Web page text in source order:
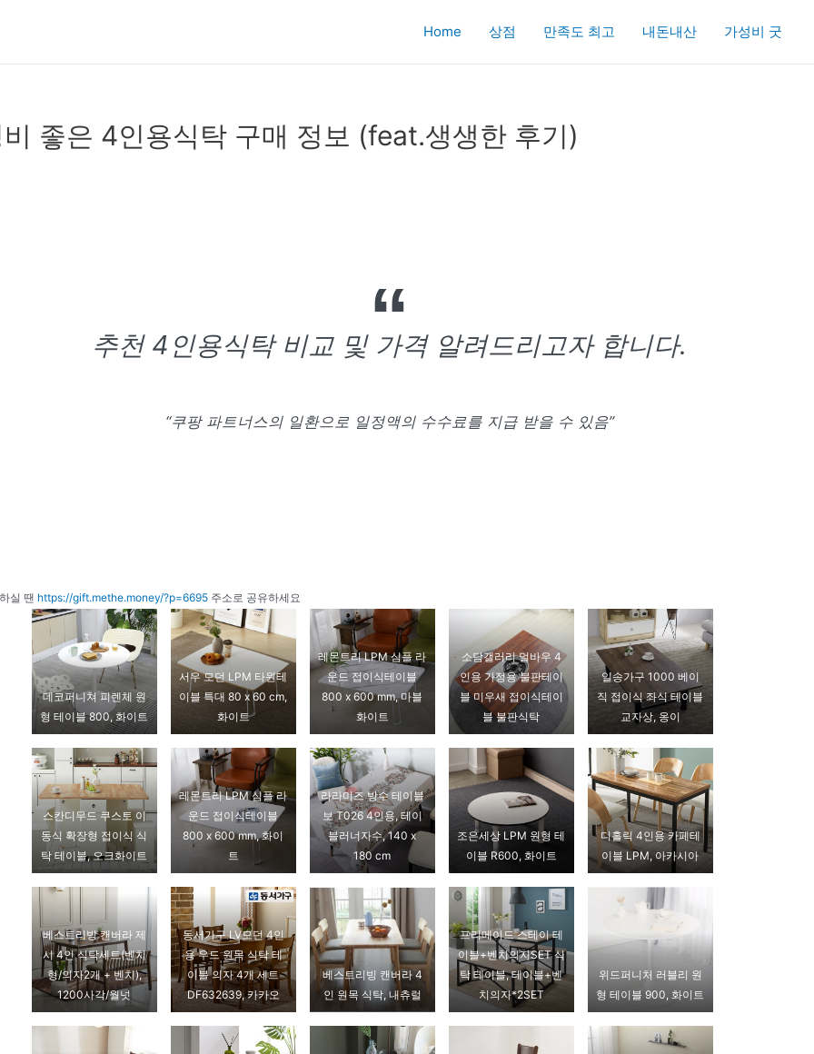
Home 상점 만족도 최고 내돈내산 가성비 굿
좋은 4인용식탁 구매 정보 (feat.생생한 후기)
추천 4인용식탁 비교 및 가격 알려드리고자 합니다.
“쿠팡 파트너스의 일환으로 일정액의 수수료를 지급 받을 수 있음”
실 땐 https://gift.methe.money/?p=6695주소로 공유하세요
데코퍼니쳐 피렌체 원
형 테이블 800, 화이트
서우 모던 LPM 타원테
이블 특대 80 x 60 cm,
화이트
레몬트리 LPM 심플 라
운드 접이식테이블
800 x 600 mm, 마블
화이트
소담갤러리 멀바우 4
인용 가정용 불판테이
블 미우새 접이식테이
블 불판식탁
일송가구 1000 베이
직 접이식 좌식 테이블
교자상, 옹이
스칸디무드 쿠스토 이
동식 확장형 접이식 식
탁 테이블, 오크화이트
레몬트리 LPM 심플 라
운드 접이식테이블
800 x 600 mm, 화이
트
라라미즈 방수 테이블
보 T026 4인용, 테이
블러너자수, 140 x
180 cm
조은세상 LPM 원형 테
이블 R600, 화이트
디홀릭 4인용 카페테
이블 LPM, 아카시아
베스트리빙 캔버라 제
시 4인 식탁세트(벤치
형/의자2개 + 벤치),
1200사각/월넛
동서가구 LV모던 4인
용 우드 원목 식탁 테
이블 의자 4개 세트
DF632639, 카카오
베스트리빙 캔버라 4
인 원목 식탁, 내츄럴
프리메이드 스테이 테
이블+벤치의자SET 식
탁 테이블, 테이블+벤
치의자*2SET
위드퍼니처 러블리 원
형 테이블 900, 화이트